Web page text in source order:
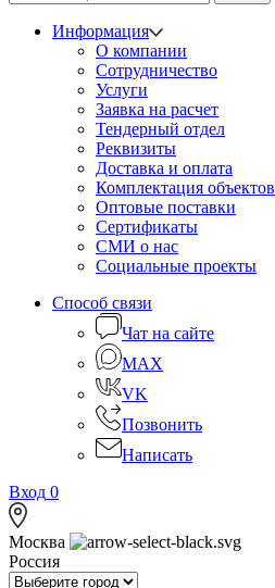
Информация
О компании
Сотрудничество
Услуги
Заявка на расчет
Тендерный отдел
Реквизиты
Доставка и оплата
Комплектация объектов
Оптовые поставки
Сертификаты
СМИ о нас
Социальные проекты
Способ связи
Чат на сайте
MAX
VK
Позвонить
Написать
Вход 0
Москва
Россия